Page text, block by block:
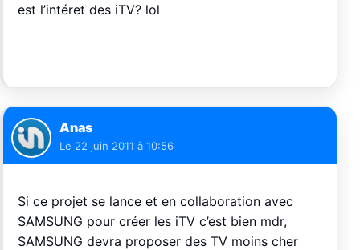
est l’intéret des iTV? lol
Anas
Le 22 juin 2011 à 10:56
Si ce projet se lance et en collaboration avec
SAMSUNG pour créer les iTV c’est bien mdr,
SAMSUNG devra proposer des TV moins cher